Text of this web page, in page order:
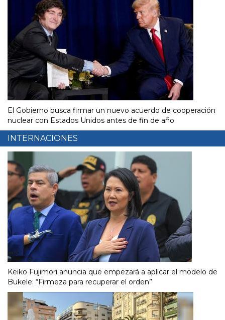
El Gobierno busca firmar un nuevo acuerdo de cooperación
nuclear con Estados Unidos antes de fin de año
INTERNACIONES
Keiko Fujimori anuncia que empezará a aplicar el modelo de
Bukele: “Firmeza para recuperar el orden”